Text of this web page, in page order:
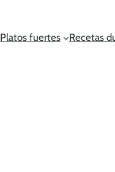
Platos fuertes Recetas